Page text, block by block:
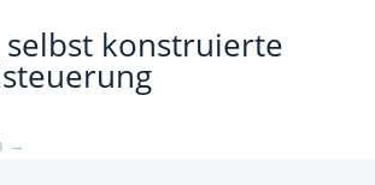
selbst konstruierte
→